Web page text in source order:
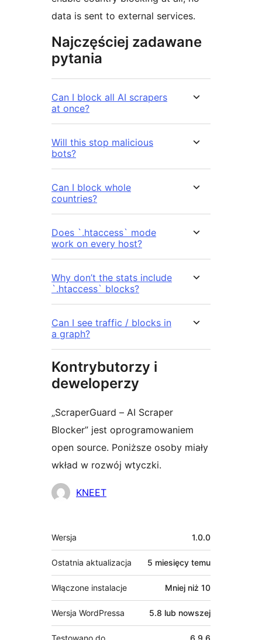
data is sent to external services.
Najczęściej zadawane
pytania
Can I block all AI scrapers
at once?
Will this stop malicious
bots?
Can I block whole
countries?
Does `.htaccess` mode
work on every host?
Why don’t the stats include
`.htaccess` blocks?
Can I see traffic / blocks in
a graph?
Kontrybutorzy i
deweloperzy
„ScraperGuard – AI Scraper
Blocker” jest oprogramowaniem
open source. Poniższe osoby miały
wkład w rozwój wtyczki.
Zaangażowani
KNEET
Meta
Wersja 1.0.0
Ostatnia aktualizacja 5 miesięcy temu
Włączone instalacje Mniej niż 10
Wersja WordPressa 5.8 lub nowszej